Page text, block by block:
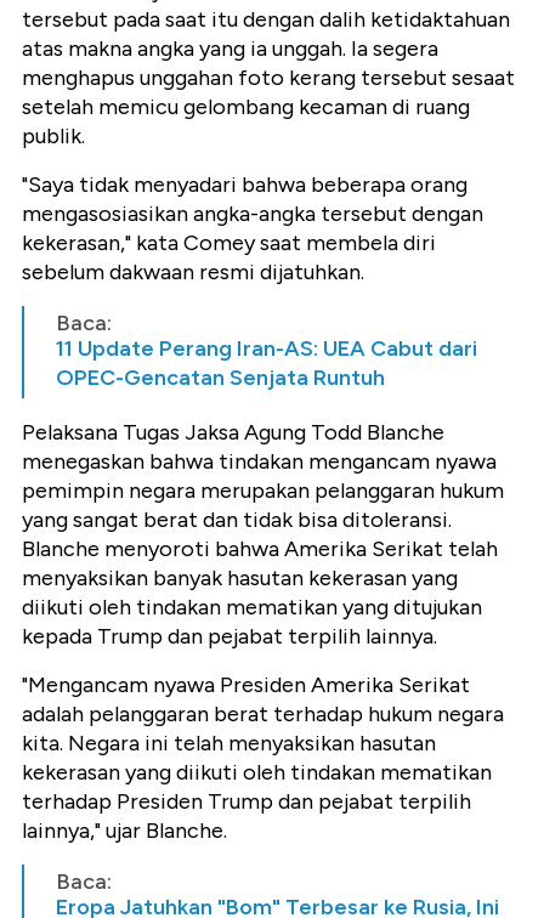
tersebut pada saat itu dengan dalih ketidaktahuan
atas makna angka yang ia unggah. Ia segera
menghapus unggahan foto kerang tersebut sesaat
setelah memicu gelombang kecaman di ruang
publik.
"Saya tidak menyadari bahwa beberapa orang
mengasosiasikan angka-angka tersebut dengan
kekerasan," kata Comey saat membela diri
sebelum dakwaan resmi dijatuhkan.
Baca:
11 Update Perang Iran-AS: UEA Cabut dari
OPEC-Gencatan Senjata Runtuh
Pelaksana Tugas Jaksa Agung Todd Blanche
menegaskan bahwa tindakan mengancam nyawa
pemimpin negara merupakan pelanggaran hukum
yang sangat berat dan tidak bisa ditoleransi.
Blanche menyoroti bahwa Amerika Serikat telah
menyaksikan banyak hasutan kekerasan yang
diikuti oleh tindakan mematikan yang ditujukan
kepada Trump dan pejabat terpilih lainnya.
"Mengancam nyawa Presiden Amerika Serikat
adalah pelanggaran berat terhadap hukum negara
kita. Negara ini telah menyaksikan hasutan
kekerasan yang diikuti oleh tindakan mematikan
terhadap Presiden Trump dan pejabat terpilih
lainnya," ujar Blanche.
Baca:
Eropa Jatuhkan "Bom" Terbesar ke Rusia, Ini